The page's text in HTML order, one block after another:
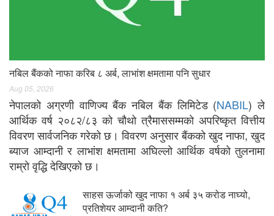
नबिल बैंकको नाफा करिब ८ अर्ब, लाभांश क्षमतामा पनि सुधार
Aug 05, 2026
नेपालको अग्रणी वाणिज्य बैंक नबिल बैंक लिमिटेड (NABIL) ले
आर्थिक वर्ष २०८२/८३ को चौथो त्रैमाससम्मको अपरिष्कृत वित्तीय
विवरण सार्वजनिक गरेको छ। विवरण अनुसार बैंकको खुद नाफा, खुद
ब्याज आम्दानी र लाभांश क्षमतामा अघिल्लो आर्थिक वर्षको तुलनामा
राम्रो वृद्धि देखिएको छ।
साहस ऊर्जाको खुद नाफा १ अर्ब ३५ करोड नाघ्यो,
प्रतिशेयर आम्दानी कति?